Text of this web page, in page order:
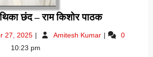
छंद – राम किशोर पाठकहे
–
27, 2025 November
2025
Amitesh Kumar हे
0
10:23 pm